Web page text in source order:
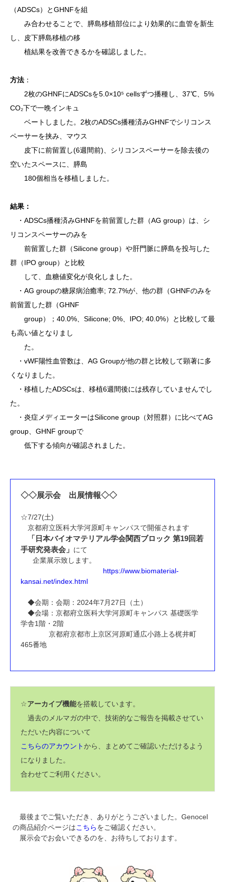
（ADSCs）とGHNFを組
み合わせることで、膵島移植部位により効果的に血管を新生
し、皮下膵島移植の移
植結果を改善できるかを確認しました。
方法 ：
2枚のGHNFにADSCsを5.0×10⁵ cellsずつ播種し、37℃、5%
CO₂下で一晩インキュ
ベートしました。2枚のADSCs播種済みGHNFでシリコンス
ペーサーを挟み、マウス
皮下に前留置し(6週間前)、シリコンスペーサーを除去後の
空いたスペースに、膵島
180個相当を移植しました。
結果：
・ADSCs播種済みGHNFを前留置した群（AG group）は、シ
リコンスペーサーのみを
前留置した群（Silicone group）や肝門脈に膵島を投与した
群（IPO group）と比較
して、血糖値変化が良化しました。
・AG groupの糖尿病治癒率; 72.7%が、他の群（GHNFのみを
前留置した群（GHNF
group）；40.0%、Silicone; 0%、IPO; 40.0%）と比較して最
も高い値となりまし
た。
・vWF陽性血管数は、AG Groupが他の群と比較して顕著に多
くなりました。
・移植したADSCsは、移植6週間後には残存していませんでし
た。
・炎症メディエーターはSilicone group（対照群）に比べてAG
group、GHNF groupで
低下する傾向が確認されました。
◇◇展示会 出展情報◇◇
☆7/27(土)
京都府立医科大学河原町キャンパスで開催されます
「日本バイオマテリアル学会関西ブロック 第19回若
手研究発表会」 にて
企業展示致します。
https://www.biomaterial-
kansai.net/index.html
◆会期：会期：2024年7月27日（土）
◆会場：京都府立医科大学河原町キャンパス 基礎医学
学舎1階・2階
京都府京都市上京区河原町通広小路上る梶井町
465番地
☆アーカイブ機能を搭載しています。
過去のメルマガの中で、技術的なご報告を掲載させてい
ただいた内容について
こちらのアカウントから、まとめてご確認いただけるよう
になりました。
合わせてご利用ください。
最後までご覧いただき、ありがとうございました。Genocel
の商品紹介ページはこちらをご確認ください。
展示会でお会いできるのを、お待ちしております。